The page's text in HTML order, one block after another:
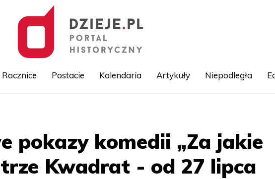
Rocznice Postacie Kalendaria Artykuły Niepodległa
pokazy komedii „Za jakie
Kwadrat - od 27 lipca